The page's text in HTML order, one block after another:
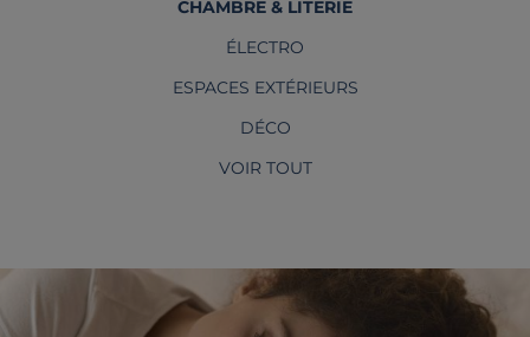
CHAMBRE & LITERIE
ÉLECTRO
ESPACES EXTÉRIEURS
DÉCO
VOIR TOUT